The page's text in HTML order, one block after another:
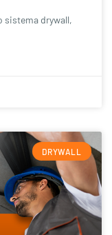
sistema drywall,
DRYWALL